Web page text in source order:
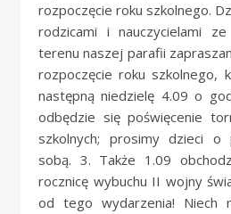
rozpoczęcie roku szkolnego.
rodzicami i nauczycielami
terenu naszej parafii
rozpoczęcie roku szkolnego,
następną niedzielę 4.09 o
odbędzie się poświęcenie
szkolnych; prosimy dzieci o
sobą. 3. Także 1.09
rocznicę wybuchu II wojny
od tego wydarzenia! Niech